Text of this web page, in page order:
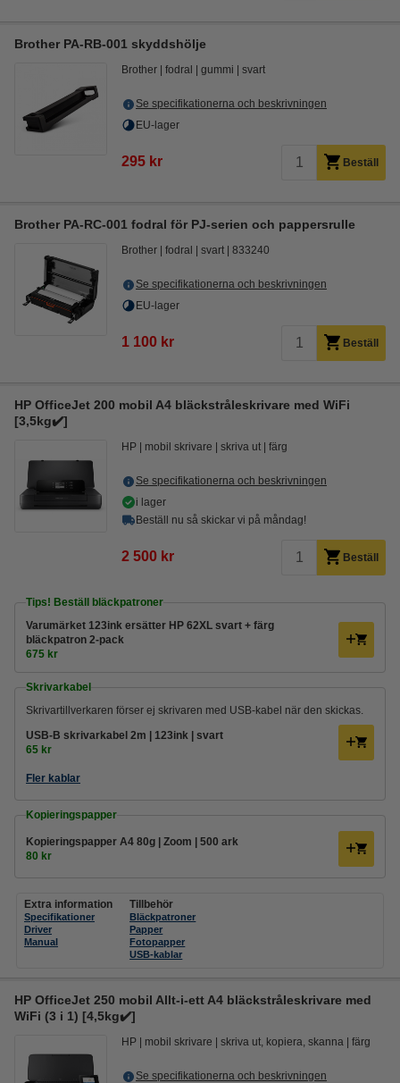
Brother PA-RB-001 skyddshölje
Brother fodral gummi svart
Se specifikationerna och beskrivningen
EU-lager
295 kr Beställ
Brother PA-RC-001 fodral för PJ-serien och pappersrulle
Brother fodral svart 833240
Se specifikationerna och beskrivningen
EU-lager
1 100 kr Beställ
HP OfficeJet 200 mobil A4 bläckstråleskrivare med WiFi
[3,5kg✔️]
HP mobil skrivare skriva ut färg
Se specifikationerna och beskrivningen
i lager
Beställ nu så skickar vi på måndag!
2 500 kr Beställ
Tips! Beställ bläckpatroner
Varumärket 123ink ersätter HP 62XL svart + färg
bläckpatron 2-pack
675 kr
Skrivarkabel
Skrivartillverkaren förser ej skrivaren med USB-kabel när den skickas.
USB-B skrivarkabel 2m | 123ink | svart
65 kr
Fler kablar
Kopieringspapper
Kopieringspapper A4 80g | Zoom | 500 ark
80 kr
Extra information
Specifikationer
Driver
Manual
Tillbehör
Bläckpatroner
Papper
Fotopapper
USB-kablar
HP OfficeJet 250 mobil Allt-i-ett A4 bläckstråleskrivare med
WiFi (3 i 1) [4,5kg✔️]
HP mobil skrivare skriva ut, kopiera, skanna färg
Se specifikationerna och beskrivningen